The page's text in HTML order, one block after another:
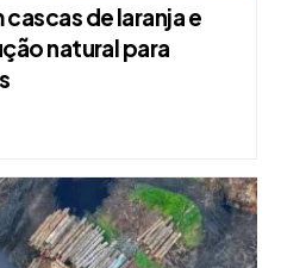
de laranja e
natural para